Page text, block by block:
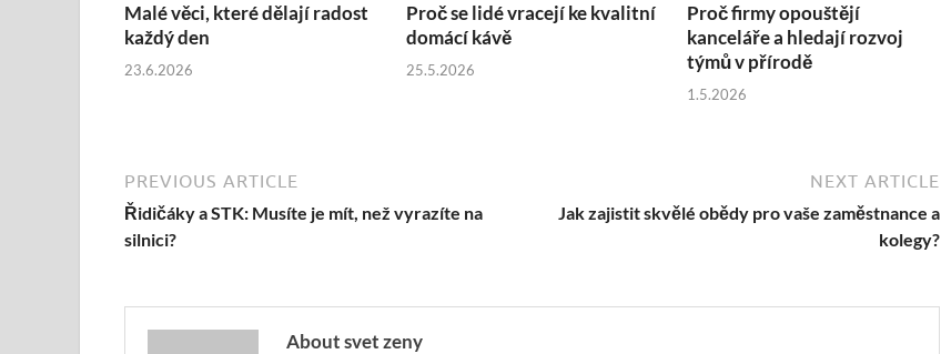
Malé věci, které dělají radost
každý den
23.6.2026
Proč se lidé vracejí ke kvalitní
domácí kávě
25.5.2026
Proč firmy opouštějí
kanceláře a hledají rozvoj
týmů v přírodě
1.5.2026
PREVIOUS ARTICLE
Řidičáky a STK: Musíte je mít, než vyrazíte na
silnici?
NEXT ARTICLE
Jak zajistit skvělé obědy pro vaše zaměstnance a
kolegy?
About svet zeny